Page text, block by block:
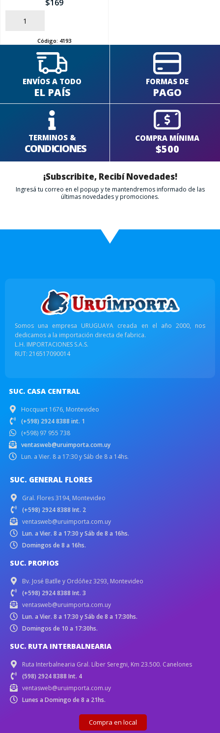
$169
AÑADIR
Código: 4193
ENVÍOS A TODO
EL PAÍS
FORMAS DE
PAGO
TERMINOS &
CONDICIONES
COMPRA MÍNIMA
$500
¡Subscribite, Recibí Novedades!
Ingresá tu correo en el popup y te mantendremos informado de las
últimas novedades y promociones.
Somos una empresa URUGUAYA creada en el año 2000, nos
dedicamos a la importación directa de fabrica.
L.H. IMPORTACIONES S.A.S.
RUT: 216517090014
SUC. CASA CENTRAL
Hocquart 1676, Montevideo
(+598) 2924 8388 int. 1
(+598) 97 955 738
ventasweb@uruimporta.com.uy
Lun. a Vier. 8 a 17:30 y Sáb de 8 a 14hs.
SUC. GENERAL FLORES
Gral. Flores 3194, Montevideo
(+598) 2924 8388 Int. 2
ventasweb@uruimporta.com.uy
Lun. a Vier. 8 a 17:30 y Sáb de 8 a 16hs.
Domingos de 8 a 16hs.
SUC. PROPIOS
Bv. José Batlle y Ordóñez 3293, Montevideo
(+598) 2924 8388 Int. 3
ventasweb@uruimporta.com.uy
Lun. a Vier. 8 a 17:30 y Sáb de 8 a 17:30hs.
Domingos de 10 a 17:30hs.
SUC. RUTA INTERBALNEARIA
Ruta Interbalnearia Gral. Líber Seregni, Km 23.500. Canelones
(598) 2924 8388 Int. 4
ventasweb@uruimporta.com.uy
Lunes a Domingo de 8 a 21hs.
Compra en local